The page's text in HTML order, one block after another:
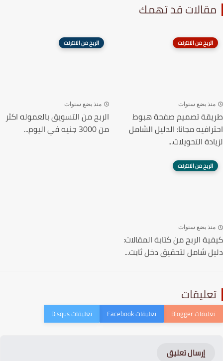
قد تهمك
الربح من الانترنت
بضع سنوات
تصميم صفحة هبوط
مجانا: الدليل الشامل
التحويلات...
الربح من الانترنت
منذ بضع سنوات
الربح من التسويق بالعموله اكثر
من 3000 جنيه في اليوم...
الربح من الانترنت
بضع سنوات
الربح من كتابة المقالات:
شامل لتحقيق دخل ثابت...
إرسال تعليق